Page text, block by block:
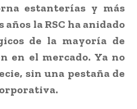
estanterías y más
la RSC ha anidado
de la mayoría de
en el mercado. Ya no
sin una pestaña de